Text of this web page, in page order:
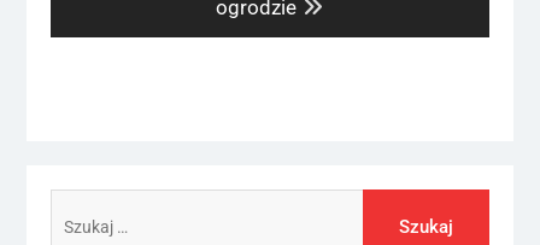
ogrodzie